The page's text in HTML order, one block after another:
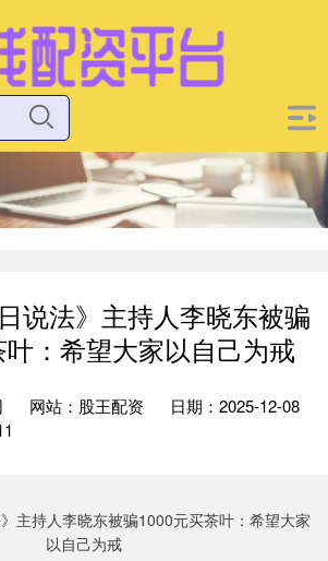
说法》主持人李晓东被骗
叶：希望大家以自己为戒
网站：股王配资
日期：2025-12-08